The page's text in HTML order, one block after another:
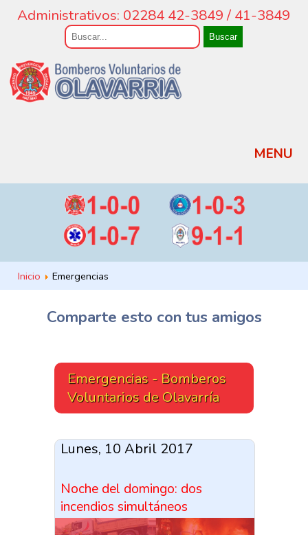
Administrativos: 02284 42-3849 / 41-3849
Buscar
MENU
Inicio Emergencias
Comparte esto con tus amigos
Emergencias - Bomberos
Voluntarios de Olavarría
Lunes, 10 Abril 2017
Noche del domingo: dos
incendios simultáneos